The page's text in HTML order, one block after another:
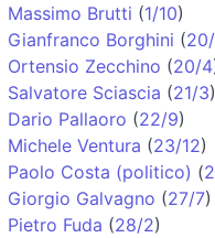
Massimo Brutti (1/10)
Gianfranco Borghini (
Ortensio Zecchino (20/4
Salvatore Sciascia (21/3)
Dario Pallaoro (22/9)
Michele Ventura (23/12)
Paolo Costa (politico) (
Giorgio Galvagno (27/7)
Pietro Fuda (28/2)